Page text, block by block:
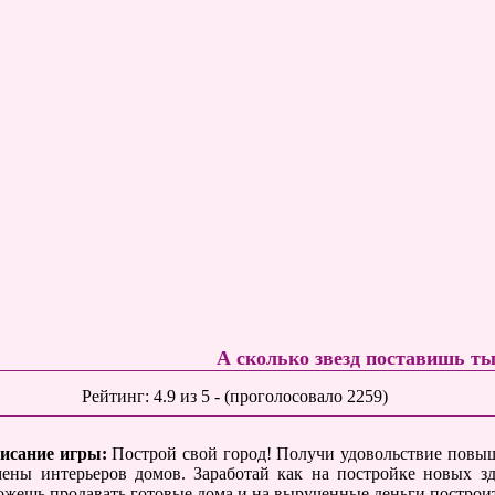
А сколько звезд поставишь
Рейтинг:4.9 из 5 - (проголосовало 2259)
игры: Построй свой город! Получи удовольствие
интерьеров домов. Заработай как на постройке